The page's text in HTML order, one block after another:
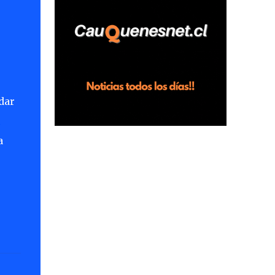
en el sector Dollimbuta, comuna de
Pelluhue. Allí, mientras se encontraba junto
plantación de frutillas, habría sostenido una